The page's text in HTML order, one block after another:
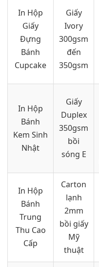
In Hộp
Giấy
Đựng
Bánh
Cupcake
Giấy
Ivory
300gsm
đến
350gsm
In Hộp
Bánh
Kem Sinh
Nhật
Giấy
Duplex
350gsm
bồi
sóng E
In Hộp
Bánh
Trung
Thu Cao
Cấp
Carton
lạnh
2mm
bồi giấy
Mỹ
thuật